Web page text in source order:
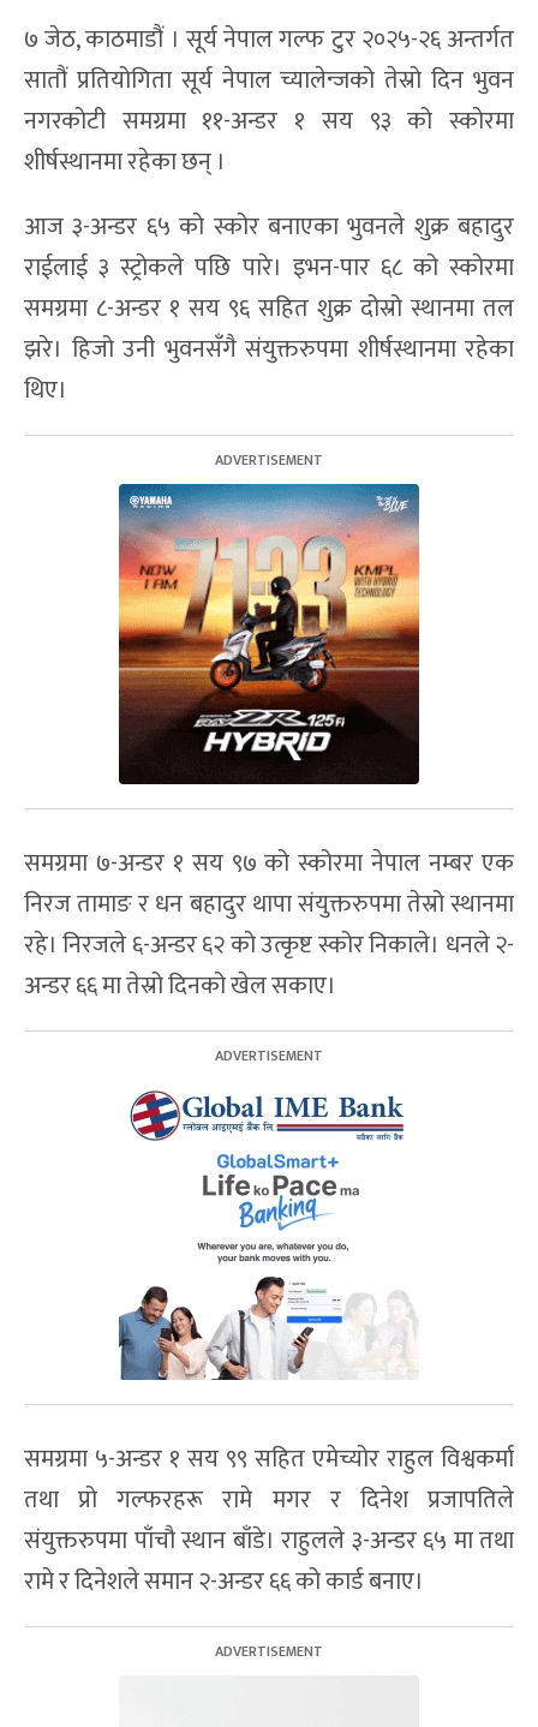
७ जेठ, काठमाडौं । सूर्य नेपाल गल्फ टुर २०२५-२६ अन्तर्गत
सातौं प्रतियोगिता सूर्य नेपाल च्यालेन्जको तेस्रो दिन भुवन
नगरकोटी समग्रमा ११-अन्डर १ सय ९३ को स्कोरमा
शीर्षस्थानमा रहेका छन् ।
आज ३-अन्डर ६५ को स्कोर बनाएका भुवनले शुक्र बहादुर
राईलाई ३ स्ट्रोकले पछि पारे। इभन-पार ६८ को स्कोरमा
समग्रमा ८-अन्डर १ सय ९६ सहित शुक्र दोस्रो स्थानमा तल
झरे। हिजो उनी भुवनसँगै संयुक्तरुपमा शीर्षस्थानमा रहेका
थिए।
समग्रमा ७-अन्डर १ सय ९७ को स्कोर‌मा नेपाल नम्बर एक
निरज तामाङ र धन बहादुर थापा संयुक्तरुपमा तेस्रो स्थानमा
रहे। निरजले ६-अन्डर ६२ को उत्कृष्ट स्कोर निकाले। धनले २-
अन्डर ६६ मा तेस्रो दिनको खेल सकाए।
समग्रमा ५-अन्डर १ सय ९९ सहित एमेच्योर राहुल विश्वकर्मा
तथा प्रो गल्फरहरू रामे मगर र दिनेश प्रजापतिले
संयुक्तरुपमा पाँचौ स्थान बाँडे। राहुलले ३-अन्डर ६५ मा तथा
रामे र दिनेशले समान २-अन्डर ६६ को कार्ड बनाए।